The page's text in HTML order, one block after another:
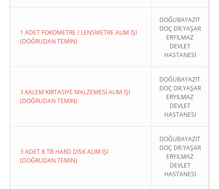
1 ADET FOKOMETRE / LENSMETRE ALIM İŞİ
(DOĞRUDAN TEMIN)
DOĞUBAYAZIT
DOÇ DR.YAŞAR
ERYILMAZ
DEVLET
HASTANESİ
3 KALEM KIRTASİYE MALZEMESİ ALIM İŞİ
(DOĞRUDAN TEMIN)
DOĞUBAYAZIT
DOÇ DR.YAŞAR
ERYILMAZ
DEVLET
HASTANESİ
3 ADET 8 TB HARD DİSK ALIM İŞİ
(DOĞRUDAN TEMIN)
DOĞUBAYAZIT
DOÇ DR.YAŞAR
ERYILMAZ
DEVLET
HASTANESİ